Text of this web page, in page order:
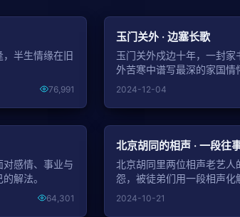
半生情缘在旧
76,991
玉门关外 · 边塞长歌
玉门关外戍边十年，一封家
外苦寒中谱写最深的家国情
2024-12-04
感情、事业与
解法。
64,301
北京胡同的相声 · 一段往
北京胡同里两位相声老艺人
怨，被徒弟们用一段相声化
2024-10-21